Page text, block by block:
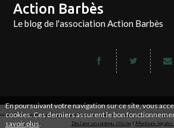
En poursuivant votre navigation sur ce site, vous
cookies. Ces derniers assurent le bon
savoir plus
Action Barbès
Le blog de l'association Action Barbès
Déclarer un contenu illicite| Mentions légales